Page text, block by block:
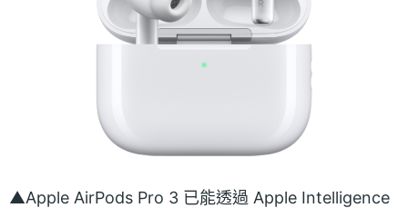
▲Apple AirPods Pro 3 已能透過 Apple Intelligence